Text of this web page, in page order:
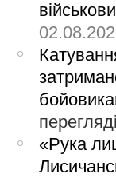
«Рука